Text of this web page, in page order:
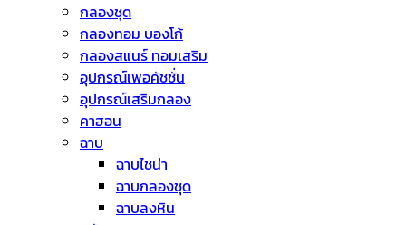
กลองชุด
กลองทอม บองโก้
กลองสแนร์ ทอมเสริม
อุปกรณ์เพอคัชชั่น
อุปกรณ์เสริมกลอง
คาฮอน
ฉาบ
ฉาบไชน่า
ฉาบกลองชุด
ฉาบลงหิน